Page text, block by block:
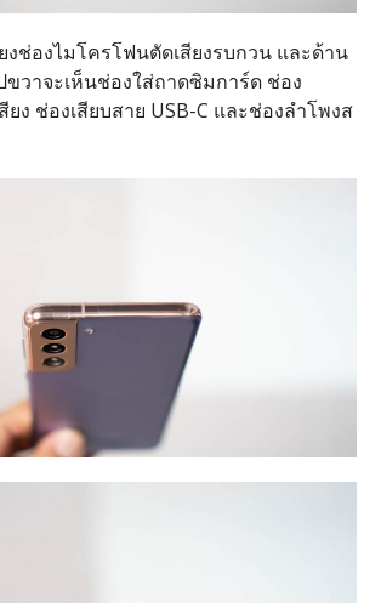
งช่องไมโครโฟนตัดเสียงรบกวน และด้าน
ขวาจะเห็นช่องใส่ถาดซิมการ์ด ช่อง
ง ช่องเสียบสาย USB-C และช่องลำโพงส